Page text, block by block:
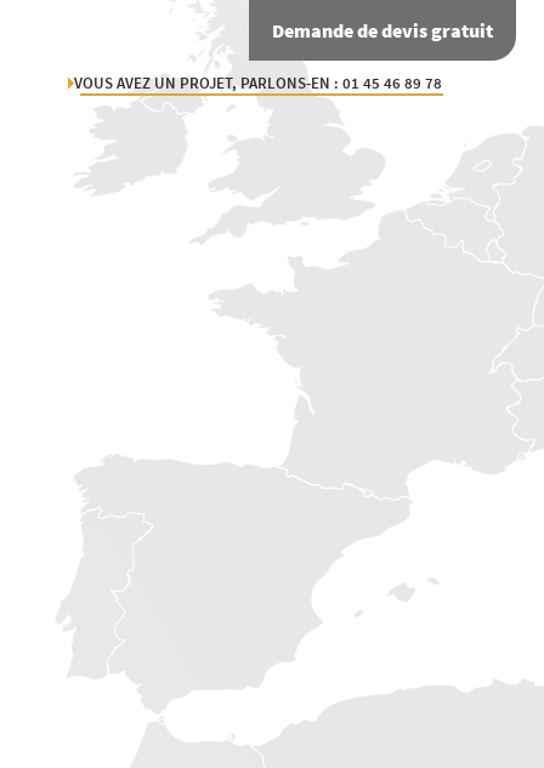
Demande de devis gratuit
VOUS AVEZ UN PROJET, PARLONS-EN : 01 45 46 89 78